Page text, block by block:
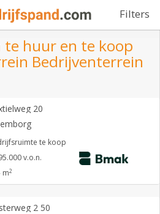
Filters
huur en te koop
Bedrijventerrein
20
te koop
v.o.n.
m2
2 50